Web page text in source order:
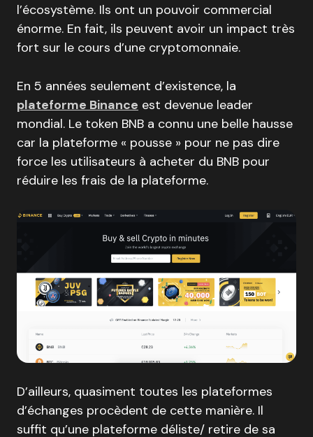
l’écosystème. Ils ont un pouvoir commercial
énorme. En fait, ils peuvent avoir un impact très
fort sur le cours d’une cryptomonnaie.
En 5 années seulement d’existence, la
plateforme Binance est devenue leader
mondial. Le token BNB a connu une belle hausse
car la plateforme « pousse » pour ne pas dire
force les utilisateurs à acheter du BNB pour
réduire les frais de la plateforme.
D’ailleurs, quasiment toutes les plateformes
d’échanges procèdent de cette manière. Il
suffit qu’une plateforme déliste/ retire de sa